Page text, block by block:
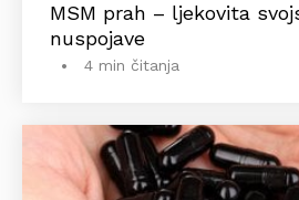
MSM prah – ljekovita
nuspojave
4 min čitanja